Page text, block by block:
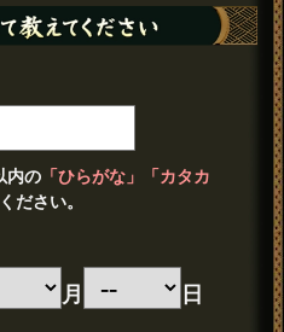
内の 「ひらがな」「カタカ
ださい。
月
日